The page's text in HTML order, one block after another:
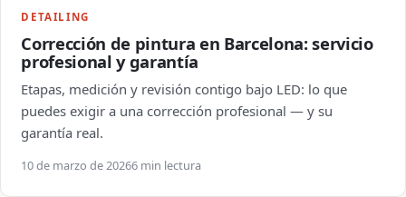
DETAILING
Corrección de pintura en Barcelona: servicio
profesional y garantía
Etapas, medición y revisión contigo bajo LED: lo que
puedes exigir a una corrección profesional — y su
garantía real.
10 de marzo de 20266 min lectura